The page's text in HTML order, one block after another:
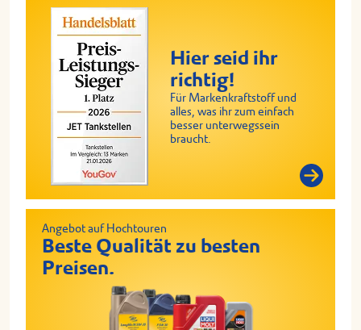
Hier seid ihr
richtig!
Für Markenkraftstoff und
alles, was ihr zum einfach
besser unterwegssein
braucht.
Angebot auf Hochtouren
Beste Qualität zu besten
Preisen.